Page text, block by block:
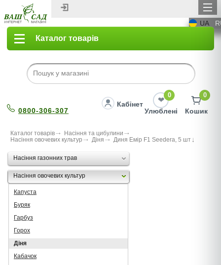
UA
Каталог товарів
0800-306-307
Кабінет
0
Улюблені
0
Кошик
Каталог товарів
Насіння та цибулини
Насіння овочевих культур
Діня Диня Емір F1 Seedera, 5 шт
Насіння газонних трав
Насіння овочевих культур
Капуста
Буряк
Гарбуз
Горох
Діня
Кабачок